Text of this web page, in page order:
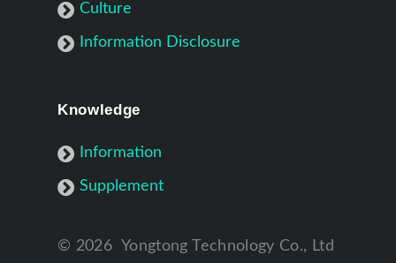
Culture
Information Disclosure
Knowledge
Information
Supplement
© 2026 Yongtong Technology Co., Ltd